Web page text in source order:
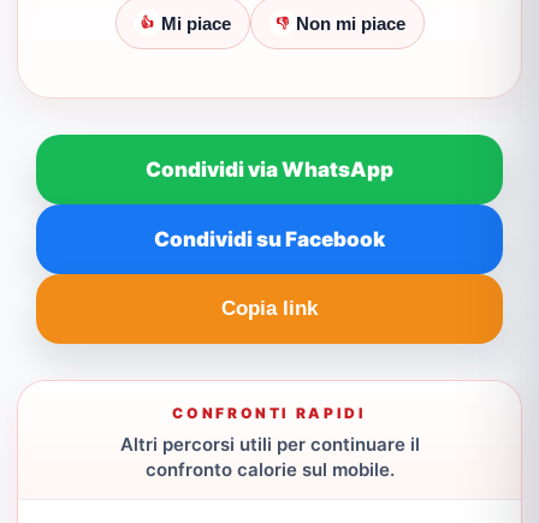
👍 Mi piace 👎 Non mi piace
Condividi via WhatsApp
Condividi su Facebook
Copia link
CONFRONTI RAPIDI
Altri percorsi utili per continuare il
confronto calorie sul mobile.